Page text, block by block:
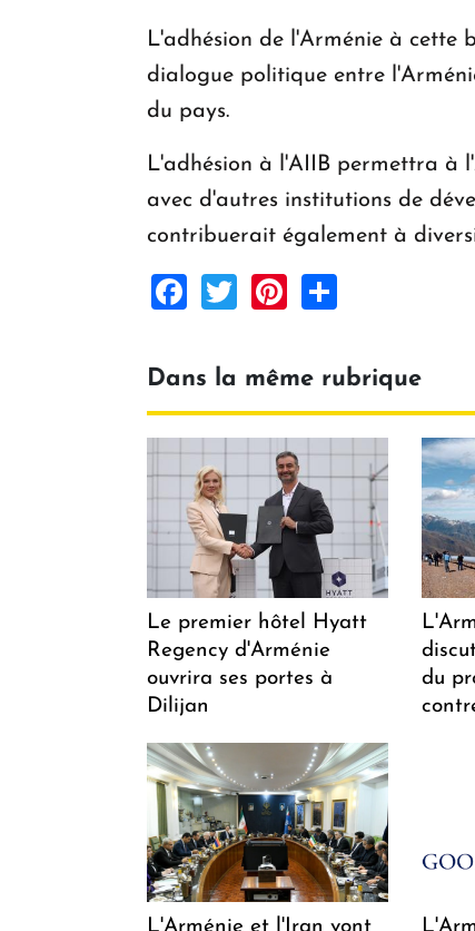
L'adhésion de l'Arménie à cette
dialogue politique entre
du pays.
L'adhésion à l'AIIB permettra à
avec d'autres institutions de
contribuerait également à
Facebook
TwitterPinterest
Dans la même rubrique
Le premier hôtel Hyatt
Regency d'Arménie
ouvrira ses portes à
Dilijan
du